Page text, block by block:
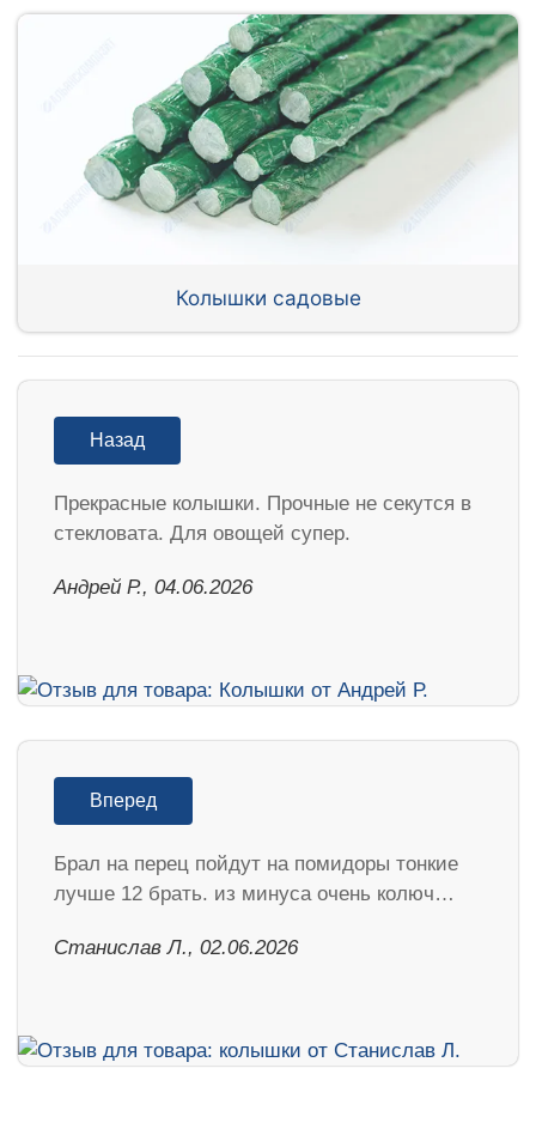
Колышки садовые
Назад
Прекрасные колышки. Прочные не секутся в
стекловата. Для овощей супер.
Андрей Р., 04.06.2026
Вперед
Брал на перец пойдут на помидоры тонкие
лучше 12 брать. из минуса очень колюч…
Станислав Л., 02.06.2026